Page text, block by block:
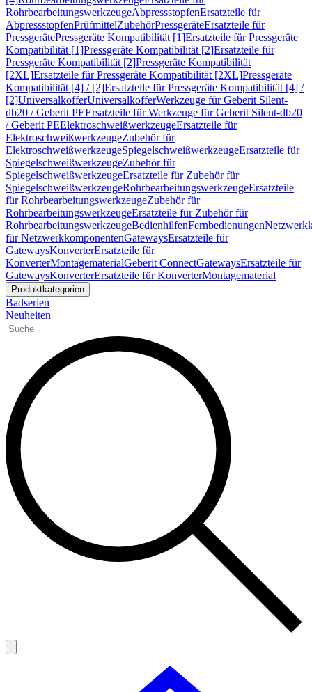
RohrbearbeitungswerkzeugeAbpressstopfenErsatzteile für
AbpressstopfenPrüfmittelZubehörPressgeräteErsatzteile für
PressgerätePressgeräte Kompatibilität [1]Ersatzteile für Pressgeräte
Kompatibilität [1]Pressgeräte Kompatibilität [2]Ersatzteile für
Pressgeräte Kompatibilität [2]Pressgeräte Kompatibilität
[2XL]Ersatzteile für Pressgeräte Kompatibilität [2XL]Pressgeräte
Kompatibilität [4] / [2]Ersatzteile für Pressgeräte Kompatibilität [4] /
[2]UniversalkofferUniversalkofferWerkzeuge für Geberit Silent-
db20 / Geberit PEErsatzteile für Werkzeuge für Geberit Silent-db20
/ Geberit PEElektroschweißwerkzeugeErsatzteile für
ElektroschweißwerkzeugeZubehör für
ElektroschweißwerkzeugeSpiegelschweißwerkzeugeErsatzteile für
SpiegelschweißwerkzeugeZubehör für
SpiegelschweißwerkzeugeErsatzteile für Zubehör für
SpiegelschweißwerkzeugeRohrbearbeitungswerkzeugeErsatzteile
für RohrbearbeitungswerkzeugeZubehör für
RohrbearbeitungswerkzeugeErsatzteile für Zubehör für
RohrbearbeitungswerkzeugeBedienhilfenFernbedienungen
für NetzwerkkomponentenGatewaysErsatzteile für
GatewaysKonverterErsatzteile für
KonverterMontagematerialGeberit ConnectGatewaysErsatzteile für
GatewaysKonverterErsatzteile für KonverterMontagematerial
Produktkategorien
Badserien
Neuheiten